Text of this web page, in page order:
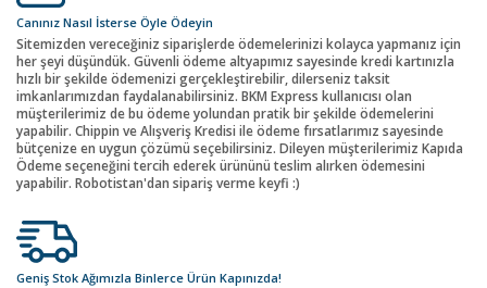
Canınız Nasıl İsterse Öyle Ödeyin
Sitemizden vereceğiniz siparişlerde ödemelerinizi kolayca yapmanız için
her şeyi düşündük. Güvenli ödeme altyapımız sayesinde kredi kartınızla
hızlı bir şekilde ödemenizi gerçekleştirebilir, dilerseniz taksit
imkanlarımızdan faydalanabilirsiniz. BKM Express kullanıcısı olan
müşterilerimiz de bu ödeme yolundan pratik bir şekilde ödemelerini
yapabilir. Chippin ve Alışveriş Kredisi ile ödeme fırsatlarımız sayesinde
bütçenize en uygun çözümü seçebilirsiniz. Dileyen müşterilerimiz Kapıda
Ödeme seçeneğini tercih ederek ürününü teslim alırken ödemesini
yapabilir. Robotistan'dan sipariş verme keyfi :)
Geniş Stok Ağımızla Binlerce Ürün Kapınızda!